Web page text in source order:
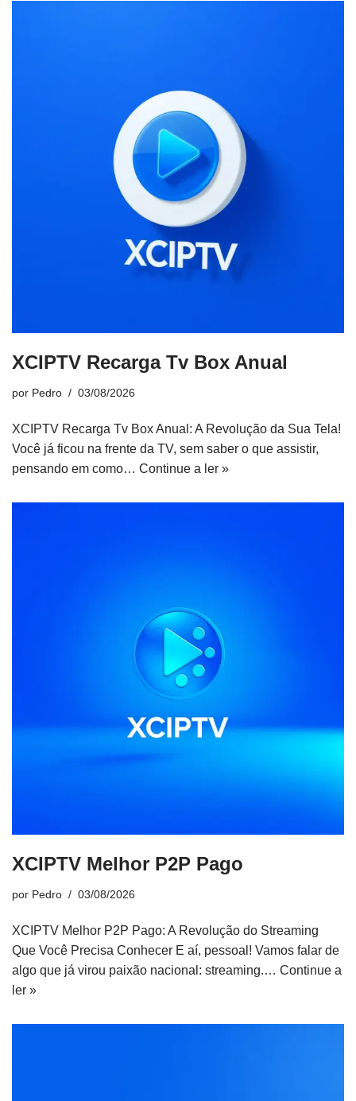
XCIPTV Recarga Tv Box Anual
por Pedro 03/08/2026
XCIPTV Recarga Tv Box Anual: A Revolução da Sua Tela!
Você já ficou na frente da TV, sem saber o que assistir,
pensando em como… Continue a ler »
XCIPTV Melhor P2P Pago
por Pedro 03/08/2026
XCIPTV Melhor P2P Pago: A Revolução do Streaming
Que Você Precisa Conhecer E aí, pessoal! Vamos falar de
algo que já virou paixão nacional: streaming.… Continue a
ler »